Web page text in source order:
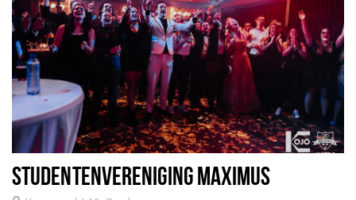
STUDENTENVERENIGING MAXIMUS